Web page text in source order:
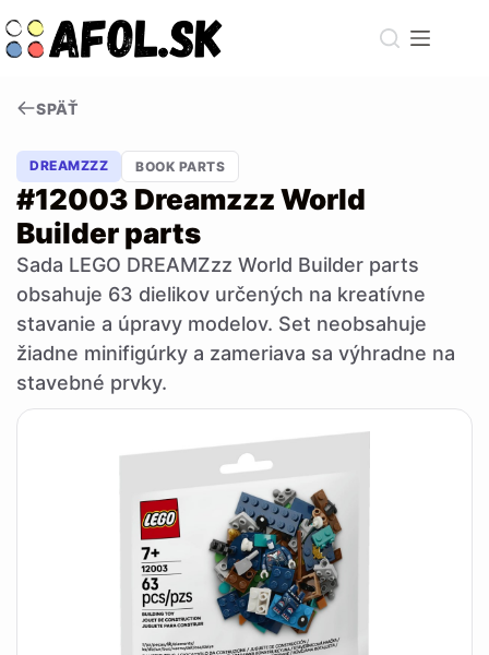
to
content
SPÄŤ
DREAMZZZ BOOK PARTS
#12003 Dreamzzz World
Builder parts
Sada LEGO DREAMZzz World Builder parts
obsahuje 63 dielikov určených na kreatívne
stavanie a úpravy modelov. Set neobsahuje
žiadne minifigúrky a zameriava sa výhradne na
stavebné prvky.